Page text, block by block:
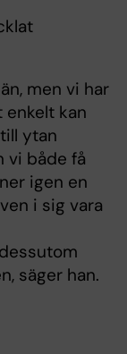
men vi har
kan
ytan
vi både få
igen en
i sig vara
säger han.